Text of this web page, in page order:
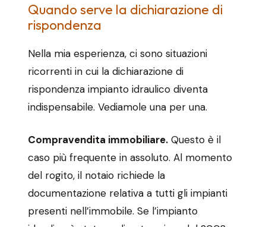
Quando serve la dichiarazione di
rispondenza
Nella mia esperienza, ci sono situazioni
ricorrenti in cui la dichiarazione di
rispondenza impianto idraulico diventa
indispensabile. Vediamole una per una.
Compravendita immobiliare. Questo è il
caso più frequente in assoluto. Al momento
del rogito, il notaio richiede la
documentazione relativa a tutti gli impianti
presenti nell’immobile. Se l’impianto